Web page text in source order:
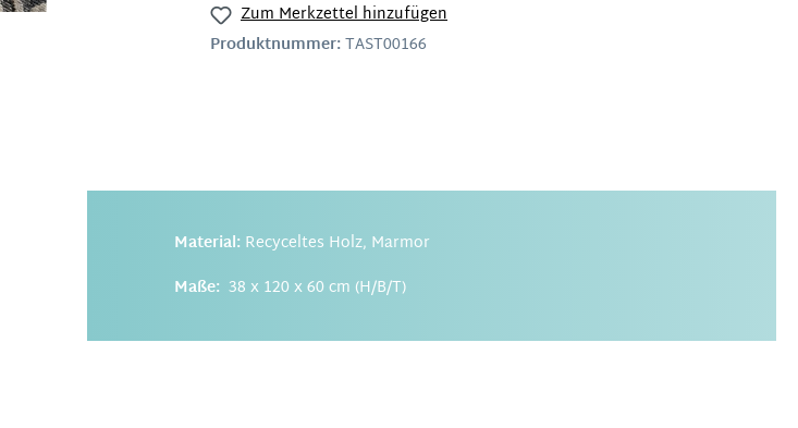
Zum Merkzettel hinzufügen
Produktnummer:TAST00166
Material: Recyceltes Holz, Marmor
Maße: 38 x 120 x 60 cm (H/B/T)